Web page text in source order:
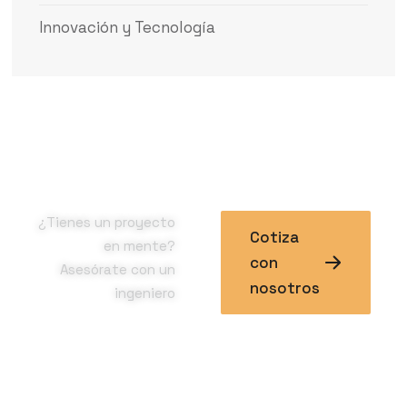
Innovación y Tecnología
¿Tienes un proyecto
en mente?
Asesórate con un
ingeniero
Cotiza
con
nosotros